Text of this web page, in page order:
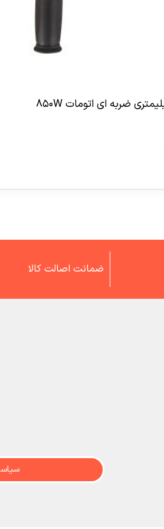
دریل ۱۳ میلیمتری ضربه ای اتومات ۸۵۰W
ضمانت اصالت کالا